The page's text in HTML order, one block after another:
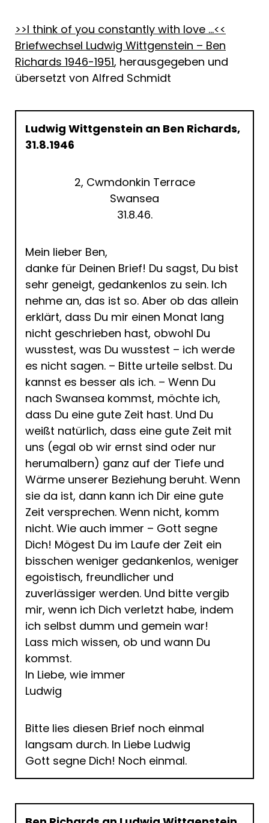
>>I think of you constantly with love …<<
Briefwechsel Ludwig Wittgenstein – Ben
Richards 1946-1951, herausgegeben und
übersetzt von Alfred Schmidt
Ludwig Wittgenstein an Ben Richards,
31.8.1946
2, Cwmdonkin Terrace
Swansea
31.8.46.
Mein lieber Ben,
danke für Deinen Brief! Du sagst, Du bist
sehr geneigt, gedankenlos zu sein. Ich
nehme an, das ist so. Aber ob das allein
erklärt, dass Du mir einen Monat lang
nicht geschrieben hast, obwohl Du
wusstest, was Du wusstest – ich werde
es nicht sagen. – Bitte urteile selbst. Du
kannst es besser als ich. – Wenn Du
nach Swansea kommst, möchte ich,
dass Du eine gute Zeit hast. Und Du
weißt natürlich, dass eine gute Zeit mit
uns (egal ob wir ernst sind oder nur
herumalbern) ganz auf der Tiefe und
Wärme unserer Beziehung beruht. Wenn
sie da ist, dann kann ich Dir eine gute
Zeit versprechen. Wenn nicht, komm
nicht. Wie auch immer – Gott segne
Dich! Mögest Du im Laufe der Zeit ein
bisschen weniger gedankenlos, weniger
egoistisch, freundlicher und
zuverlässiger werden. Und bitte vergib
mir, wenn ich Dich verletzt habe, indem
ich selbst dumm und gemein war!
Lass mich wissen, ob und wann Du
kommst.
In Liebe, wie immer
Ludwig
Bitte lies diesen Brief noch einmal
langsam durch. In Liebe Ludwig
Gott segne Dich! Noch einmal.